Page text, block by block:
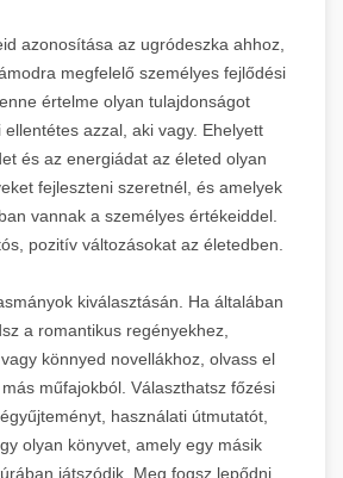
azonosítása az ugródeszka ahhoz,
megfelelő személyes fejlődési
értelme olyan tulajdonságot
azzal, aki vagy. Ehelyett
és az energiádat az életed olyan
fejleszteni szeretnél, és amelyek
vannak a személyes értékeiddel.
pozitív változásokat az életedben.
kiválasztásán. Ha általában
a romantikus regényekhez,
könnyed novellákhoz, olvass el
műfajokból. Választhatsz főzési
használati útmutatót,
olyan könyvet, amely egy másik
játszódik. Meg fogsz lepődni,